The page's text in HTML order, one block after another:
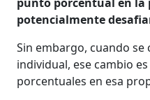
potencialmente
Sin embargo, cuando se
individual, ese cambio
porcentuales en esa